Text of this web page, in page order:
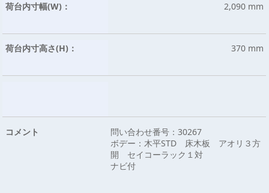
荷台内寸幅(W)： 2,090 mm
荷台内寸高さ(H)： 370 mm
コメント
問い合わせ番号：30267
ボデー：木平STD 床木板 アオリ３方
開 セイコーラック１対
ナビ付